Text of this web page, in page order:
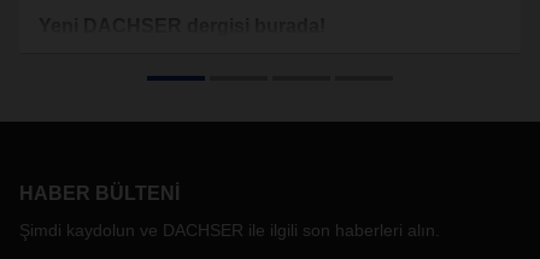
HABER BÜLTENI
Şimdi kaydolun ve DACHSER ile ilgili son haberleri alın.